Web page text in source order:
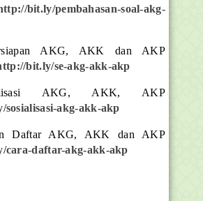
bit.ly/pembahasan-soal-akg-
AKG, AKK dan AKP
bit.ly/se-akg-akk-akp
AKG, AKK, AKP
akg-akk-akp
Daftar AKG, AKK dan AKP
cara-daftar-akg-akk-akp